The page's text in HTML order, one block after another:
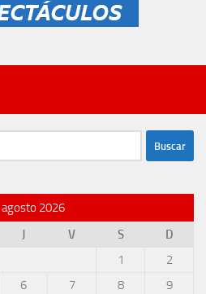
agosto 2026
J V S
D
1
2
6 7 8
9